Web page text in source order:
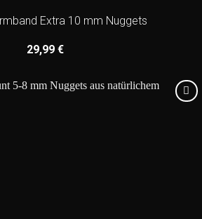
Extra 10 mm Nuggets
29,99 €